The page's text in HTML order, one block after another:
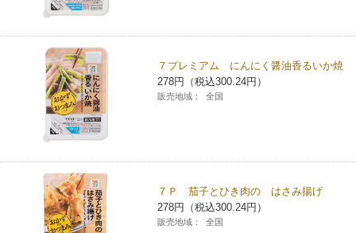
７プレミアム にんにく醤油香るいか焼
278円（税込300.24円）
販売地域： 全国
７Ｐ 茄子とひき肉の はさみ揚げ
278円（税込300.24円）
販売地域： 全国